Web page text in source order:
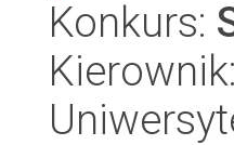
Konkurs: